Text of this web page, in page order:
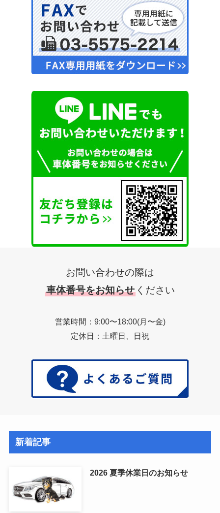
お問い合わせの際は
車体番号をお知らせ ください
営業時間：9:00〜18:00(月〜金)
定休日：土曜日、日祝
新着記事
2026 夏季休業日のお知らせ